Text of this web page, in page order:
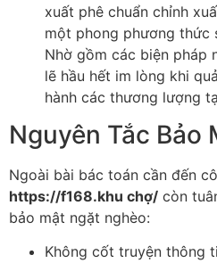
xuất phê chuẩn chỉnh
một phong phương thức
Nhờ gồm các biện pháp
lẽ hầu hết im lòng khi
hành các thương lượng
Nguyên Tắc Bảo
Ngoài bài bác toán cần đến
https://f168.khu chợ/ còn
bảo mật ngặt nghèo:
Không cốt truyện thông